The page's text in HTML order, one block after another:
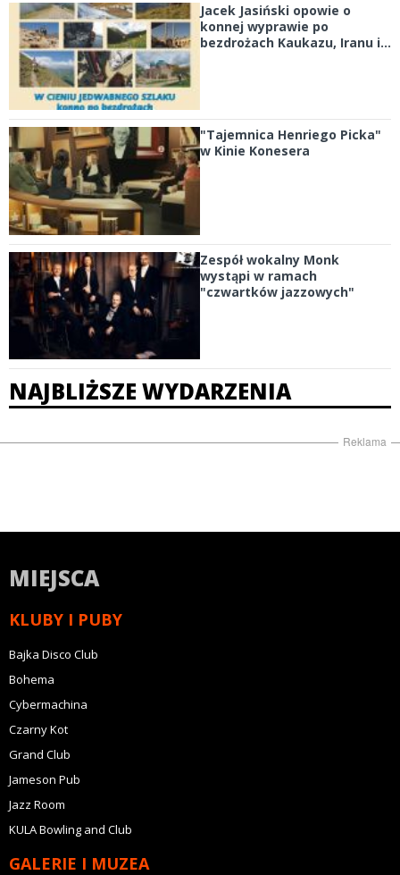
Jacek Jasiński opowie o
konnej wyprawie po
bezdrożach Kaukazu, Iranu i...
"Tajemnica Henriego Picka"
w Kinie Konesera
Zespół wokalny Monk
wystąpi w ramach
"czwartków jazzowych"
NAJBLIŻSZE WYDARZENIA
Reklama
MIEJSCA
KLUBY I PUBY
Bajka Disco Club
Bohema
Cybermachina
Czarny Kot
Grand Club
Jameson Pub
Jazz Room
KULA Bowling and Club
GALERIE I MUZEA